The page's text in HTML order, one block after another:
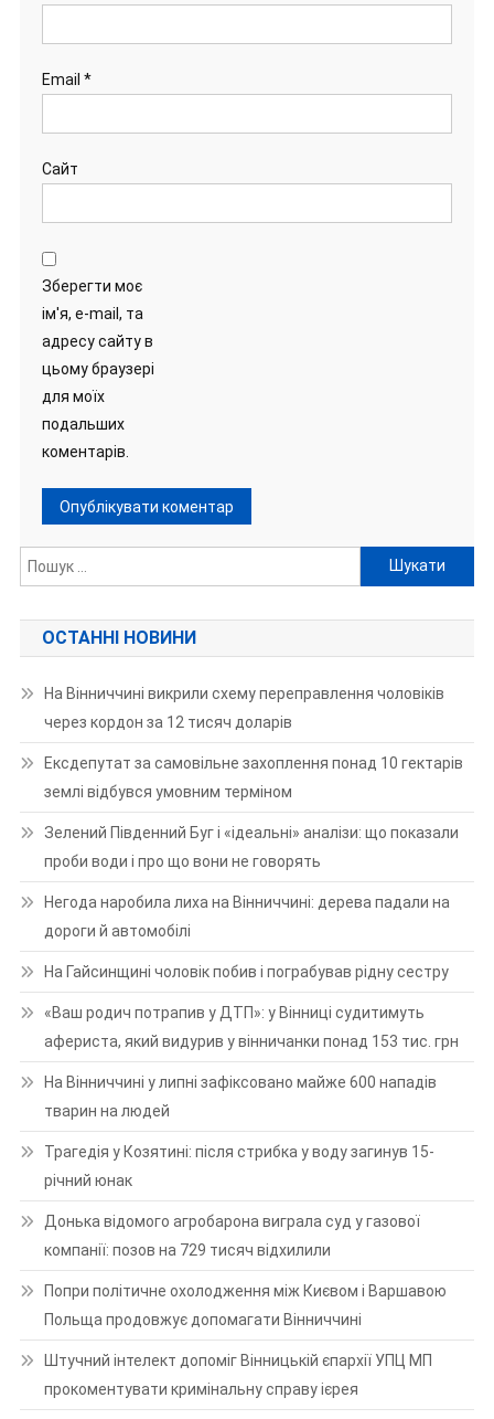
Email *
Сайт
Зберегти моє
ім'я, e-mail, та
адресу сайту в
цьому браузері
для моїх
подальших
коментарів.
Пошук:
ОСТАННІ НОВИНИ
На Вінниччині викрили схему переправлення чоловіків
через кордон за 12 тисяч доларів
Ексдепутат за самовільне захоплення понад 10 гектарів
землі відбувся умовним терміном
Зелений Південний Буг і «ідеальні» аналізи: що показали
проби води і про що вони не говорять
Негода наробила лиха на Вінниччині: дерева падали на
дороги й автомобілі
На Гайсинщині чоловік побив і пограбував рідну сестру
«Ваш родич потрапив у ДТП»: у Вінниці судитимуть
афериста, який видурив у вінничанки понад 153 тис. грн
На Вінниччині у липні зафіксовано майже 600 нападів
тварин на людей
Трагедія у Козятині: після стрибка у воду загинув 15-
річний юнак
Донька відомого агробарона виграла суд у газової
компанії: позов на 729 тисяч відхилили
Попри політичне охолодження між Києвом і Варшавою
Польща продовжує допомагати Вінниччині
Штучний інтелект допоміг Вінницькій єпархії УПЦ МП
прокоментувати кримінальну справу ієрея